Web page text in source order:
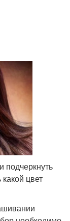
подчеркнуть
цвет